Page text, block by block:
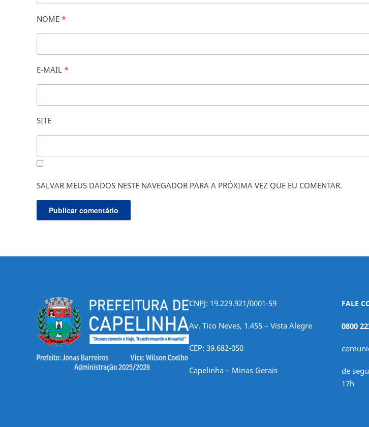
NOME *
E-MAIL *
SITE
SALVAR MEUS DADOS NESTE NAVEGADOR PARA A PRÓXIMA VEZ QUE EU COMENTAR.
CNPJ: 19.229.921/0001-59
Av. Tico Neves, 1.455 – Vista Alegre
CEP: 39.682-050
Capelinha – Minas Gerais
FALE
0800
de
17h